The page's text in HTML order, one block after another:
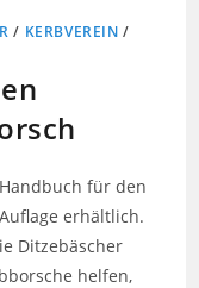
/ KERBVEREIN /
für den
erhältlich.
Ditzebäscher
helfen,